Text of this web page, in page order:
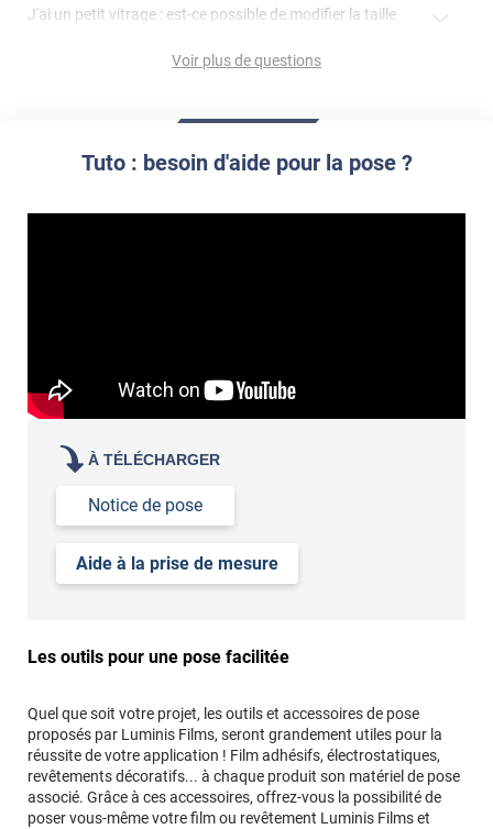
J'ai un petit vitrage : est-ce possible de modifier la taille
impression personnalisée
Voir plus de questions
Tuto : besoin d'aide pour la pose ?
À TÉLÉCHARGER
Notice de pose
Aide à la prise de mesure
Les outils pour une pose facilitée
Quel que soit votre projet, les outils et accessoires de pose
proposés par Luminis Films, seront grandement utiles pour la
réussite de votre application ! Film adhésifs, électrostatiques,
revêtements décoratifs... à chaque produit son matériel de pose
associé. Grâce à ces accessoires, offrez-vous la possibilité de
poser vous-même votre film ou revêtement Luminis Films et